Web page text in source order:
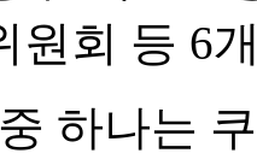
원회 등 6
하나는